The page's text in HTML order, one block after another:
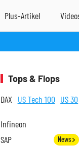
Tops & Flops
DAX US Tech 100 US 30
Infineon
SAP News